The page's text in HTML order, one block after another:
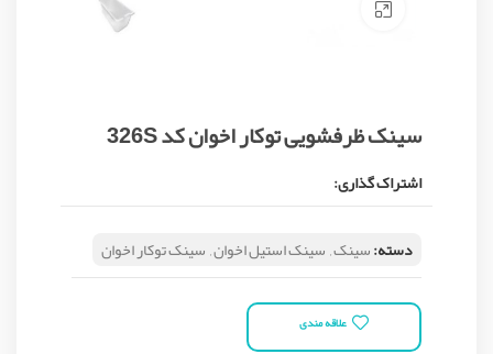
سینک ظرفشویی توکار اخوان کد 326S
اشتراک گذاری:
دسته:سینک,سینک استیل اخوان,سینک توکار اخوان
علاقه مندی